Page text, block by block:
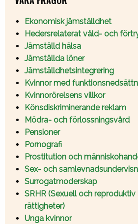
Ekonomisk jämställdhet
Hedersrelaterat våld- och
Jämställd hälsa
Jämställda löner
Jämställdhetsintegrering
Kvinnor med
Kvinnorörelsens villkor
Könsdiskriminerande reklam
Mödra- och förlossningsvård
Pensioner
Pornografi
Prostitution och
Sex- och
Surrogatmoderskap
SRHR (Sexuell och
rättigheter)
Unga kvinnor